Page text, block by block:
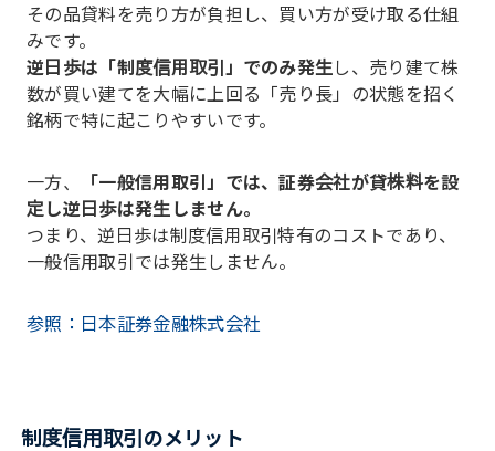
その品貸料を売り方が負担し、買い方が受け取る仕組
みです。
逆日歩は「制度信用取引」でのみ発生し、売り建て株
数が買い建てを大幅に上回る「売り長」の状態を招く
銘柄で特に起こりやすいです。
一方、
「一般信用取引」では、証券会社が貸株料を設
定し逆日歩は発生しません。
つまり、逆日歩は制度信用取引特有のコストであり、
一般信用取引では発生しません。
参照：日本証券金融株式会社
制度信用取引のメリット